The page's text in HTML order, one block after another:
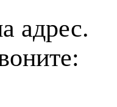
адрес.